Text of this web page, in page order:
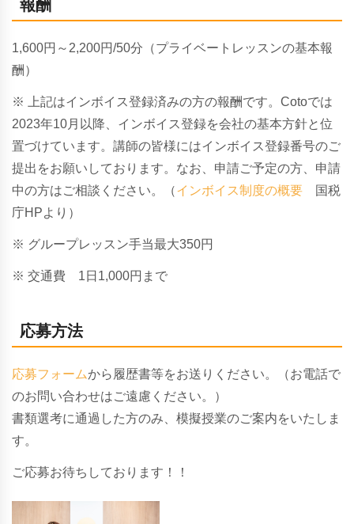
報酬
1,600円～2,200円/50分（プライベートレッスンの基本報
酬）
※ 上記はインボイス登録済みの方の報酬です。Cotoでは
2023年10月以降、インボイス登録を会社の基本方針と位
置づけています。講師の皆様にはインボイス登録番号のご
提出をお願いしております。なお、申請ご予定の方、申請
中の方はご相談ください。（インボイス制度の概要 国税
庁HPより）
※ グループレッスン手当最大350円
※ 交通費 1日1,000円まで
応募方法
応募フォームから履歴書等をお送りください。（お電話で
のお問い合わせはご遠慮ください。）
書類選考に通過した方のみ、模擬授業のご案内をいたしま
す。
ご応募お待ちしております！！